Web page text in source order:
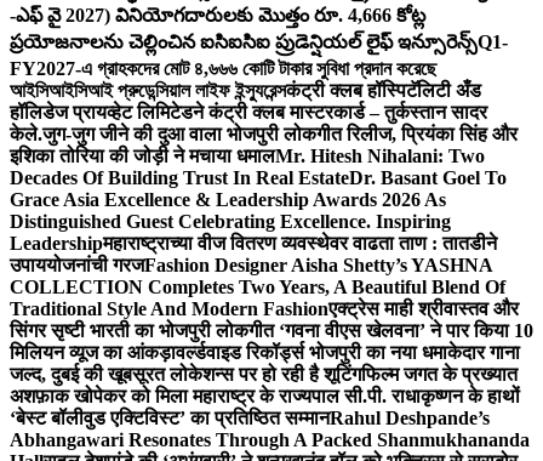
-ఎఫ్ వై 2027) వినియోగదారులకు మొత్తం రూ. 4,666 కోట్ల
ప్రయోజనాలను చెల్లించిన ఐసిఐసిఐ ప్రుడెన్షియల్ లైఫ్ ఇన్సూరెన్స్Q1-
FY2027-এ গ্রাহকদের মোট ৪,৬৬৬ কোটি টাকার সুবিধা প্রদান করেছে
আইসিআইসিআই প্রুডেন্সিয়াল লাইফ ইন্স্যুরেন্সकंट्री क्लब हॉस्पिटॅलिटी अँड
हॉलिडेज प्रायव्हेट लिमिटेडने कंट्री क्लब मास्टरकार्ड – तुर्कस्तान सादर
केले.जुग-जुग जीने की दुआ वाला भोजपुरी लोकगीत रिलीज, प्रियंका सिंह और
इशिका तोरिया की जोड़ी ने मचाया धमालMr. Hitesh Nihalani: Two
Decades Of Building Trust In Real EstateDr. Basant Goel To
Grace Asia Excellence & Leadership Awards 2026 As
Distinguished Guest Celebrating Excellence. Inspiring
Leadershipमहाराष्ट्राच्या वीज वितरण व्यवस्थेवर वाढता ताण : तातडीने
उपाययोजनांची गरजFashion Designer Aisha Shetty’s YASHNA
COLLECTION Completes Two Years, A Beautiful Blend Of
Traditional Style And Modern Fashionएक्ट्रेस माही श्रीवास्तव और
सिंगर सृष्टी भारती का भोजपुरी लोकगीत ‘गवना वीएस खेलवना’ ने पार किया 10
मिलियन व्यूज का आंकड़ावर्ल्डवाइड रिकॉर्ड्स भोजपुरी का नया धमाकेदार गाना
जल्द, दुबई की खूबसूरत लोकेशन्स पर हो रही है शूटिंगफिल्म जगत के प्रख्यात
अशफ़ाक खोपेकर को मिला महाराष्ट्र के राज्यपाल सी.पी. राधाकृष्णन के हाथों
‘बेस्ट बॉलीवुड एक्टिविस्ट’ का प्रतिष्ठित सम्मानRahul Deshpande’s
Abhangawari Resonates Through A Packed Shanmukhananda